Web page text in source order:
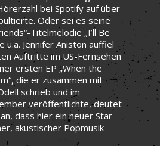
bei Spotify auf über
Oder sei es seine
Titelmelodie „I’ll Be
u.a. Jennifer Aniston auffiel
Auftritte im US-Fernsehen
ersten EP „When the
die er zusammen mit
schrieb und im
veröffentlichte, deutet
dass hier ein neuer Star
akustischer Popmusik